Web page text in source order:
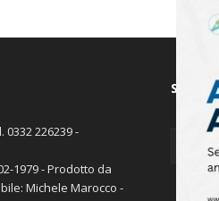
0332 226239 -
1979 - Prodotto da
Michele Marocco -
SEGUICI